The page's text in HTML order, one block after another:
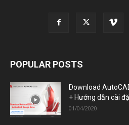
POPULAR POSTS
Download
+ Hướng dẫn cài
01/04/2020